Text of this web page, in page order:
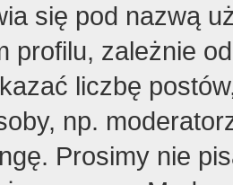
się pod nazwą
profilu, zależnie
liczbę
np.
Prosimy nie